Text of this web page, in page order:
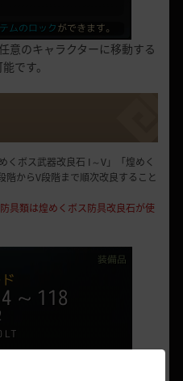
意のキャラクターに移動する
です。
くボス武器改良石 I～V」「煌めく
階からV段階まで順次改良すること
具類は煌めくボス防具改良石が使